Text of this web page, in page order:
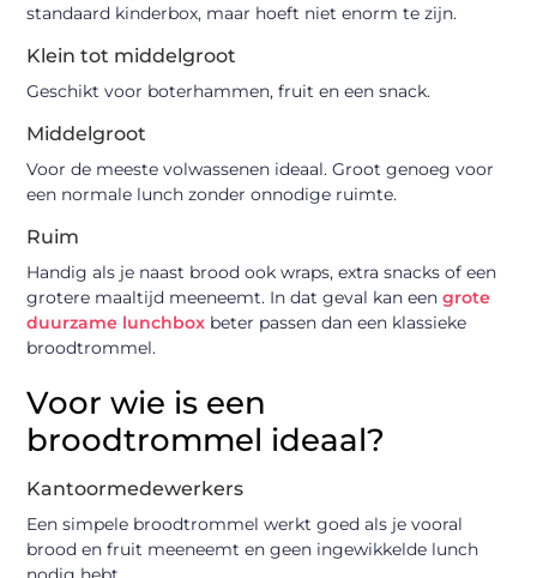
standaard kinderbox, maar hoeft niet enorm te zijn.
Klein tot middelgroot
Geschikt voor boterhammen, fruit en een snack.
Middelgroot
Voor de meeste volwassenen ideaal. Groot genoeg voor
een normale lunch zonder onnodige ruimte.
Ruim
Handig als je naast brood ook wraps, extra snacks of een
grotere maaltijd meeneemt. In dat geval kan eengrote
duurzame lunchbox beter passen dan een klassieke
broodtrommel.
Voor wie is een
broodtrommel ideaal?
Kantoormedewerkers
Een simpele broodtrommel werkt goed als je vooral
brood en fruit meeneemt en geen ingewikkelde lunch